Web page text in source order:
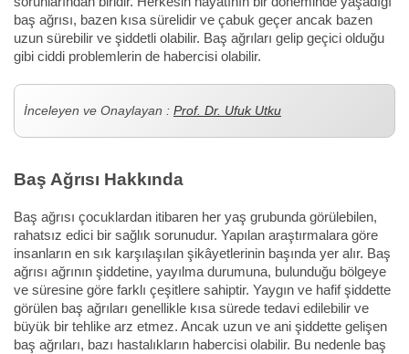
baş ağrısı, bazen kısa sürelidir ve çabuk geçer ancak bazen
uzun sürebilir ve şiddetli olabilir. Baş ağrıları gelip geçici olduğu
gibi ciddi problemlerin de habercisi olabilir.
İnceleyen ve Onaylayan : Prof. Dr. Ufuk Utku
Baş Ağrısı Hakkında
Baş ağrısı çocuklardan itibaren her yaş grubunda görülebilen,
rahatsız edici bir sağlık sorunudur. Yapılan araştırmalara göre
insanların en sık karşılaşılan şikâyetlerinin başında yer alır. Baş
ağrısı ağrının şiddetine, yayılma durumuna, bulunduğu bölgeye
ve süresine göre farklı çeşitlere sahiptir. Yaygın ve hafif şiddette
görülen baş ağrıları genellikle kısa sürede tedavi edilebilir ve
büyük bir tehlike arz etmez. Ancak uzun ve ani şiddette gelişen
baş ağrıları, bazı hastalıkların habercisi olabilir. Bu nedenle baş